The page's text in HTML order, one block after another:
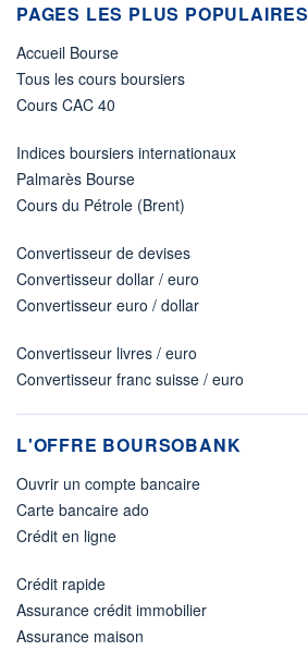
PAGES LES PLUS POPULAIRES
Accueil Bourse
Tous les cours boursiers
Cours CAC 40
Indices boursiers internationaux
Palmarès Bourse
Cours du Pétrole (Brent)
Convertisseur de devises
Convertisseur dollar / euro
Convertisseur euro / dollar
Convertisseur livres / euro
Convertisseur franc suisse / euro
L'OFFRE BOURSOBANK
Ouvrir un compte bancaire
Carte bancaire ado
Crédit en ligne
Crédit rapide
Assurance crédit immobilier
Assurance maison